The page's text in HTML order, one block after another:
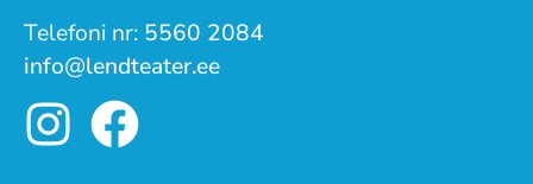
Telefoni nr: 5560 2084
info@lendteater.ee